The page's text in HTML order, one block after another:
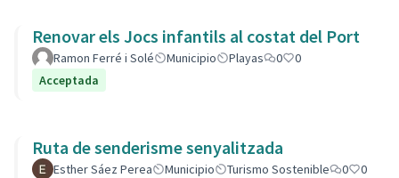
Renovar els Jocs infantils al costat del Port
Ramon Ferré i Solé Municipio Playas 0
0
Acceptada
Ruta de senderisme senyalitzada
Esther Sáez Perea Municipio Turismo Sostenible 0
0